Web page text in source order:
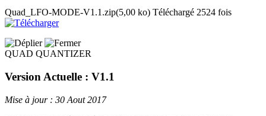
Quad_LFO-MODE-V1.1.zip(5,00 ko) Téléchargé 2524 fois
QUAD QUANTIZER
Version Actuelle : V1.1
Mise à jour : 30 Aout 2017